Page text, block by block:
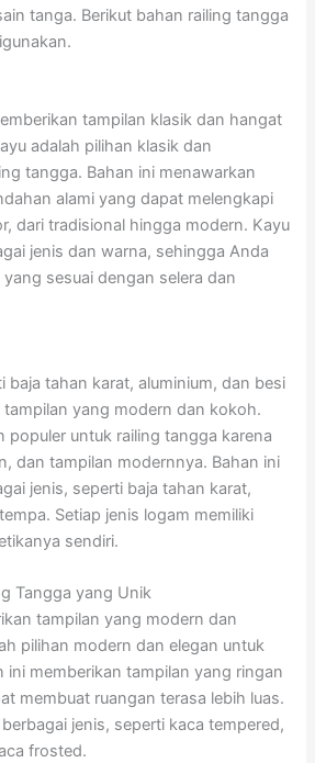
tanga. Berikut bahan railing tangga
tampilan klasik dan hangat
adalah pilihan klasik dan
tangga. Bahan ini menawarkan
alami yang dapat melengkapi
dari tradisional hingga modern. Kayu
jenis dan warna, sehingga Anda
sesuai dengan selera dan
baja tahan karat, aluminium, dan besi
yang modern dan kokoh.
populer untuk railing tangga karena
dan tampilan modernnya. Bahan ini
jenis, seperti baja tahan karat,
Setiap jenis logam memiliki
sendiri.
Tangga yang Unik
tampilan yang modern dan
pilihan modern dan elegan untuk
ini memberikan tampilan yang ringan
membuat ruangan terasa lebih luas.
jenis, seperti kaca tempered,
frosted.